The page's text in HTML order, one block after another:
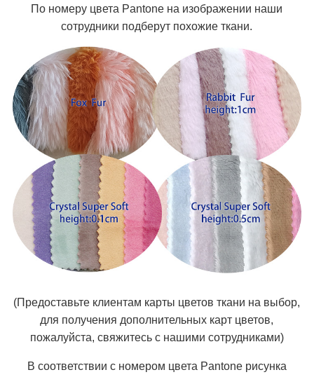
По номеру цвета Pantone на изображении наши
сотрудники подберут похожие ткани.
(Предоставьте клиентам карты цветов ткани на выбор,
для получения дополнительных карт цветов,
пожалуйста, свяжитесь с нашими сотрудниками)
В соответствии с номером цвета Pantone рисунка